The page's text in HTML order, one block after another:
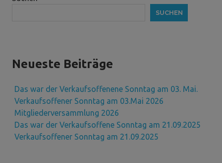
SUCHEN
Neueste Beiträge
Das war der Verkaufsoffenene Sonntag am 03. Mai.
Verkaufsoffener Sonntag am 03.Mai 2026
Mitgliederversammlung 2026
Das war der Verkaufsoffene Sonntag am 21.09.2025
Verkaufsoffener Sonntag am 21.09.2025